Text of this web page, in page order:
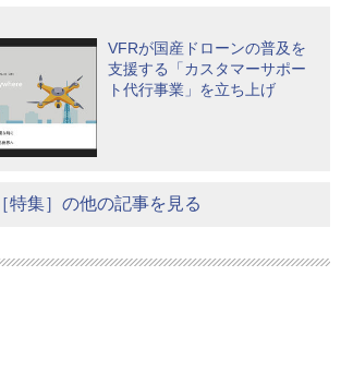
VFRが国産ドローンの普及を
支援する「カスタマーサポー
ト代行事業」を立ち上げ
［特集］の他の記事を見る